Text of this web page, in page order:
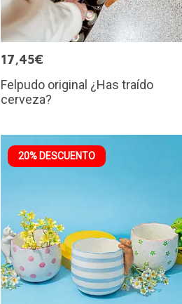
17,45€
Felpudo original ¿Has traído
cerveza?
20% DESCUENTO